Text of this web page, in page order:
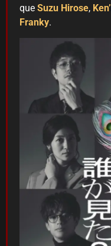
que Suzu Hirose,
Franky.